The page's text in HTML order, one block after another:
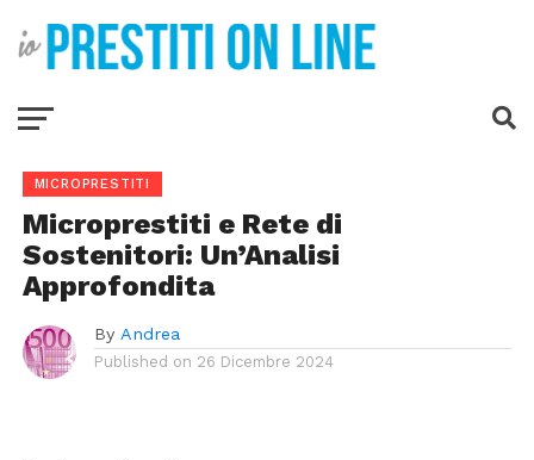
MICROPRESTITI
Microprestiti e Rete di
Sostenitori: Un’Analisi
Approfondita
By Andrea
Published on 26 Dicembre 2024